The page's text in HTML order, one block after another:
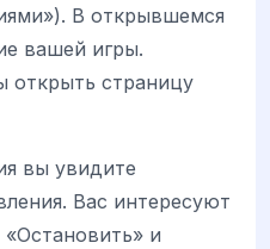
В открывшемся
вашей игры.
открыть страницу
вы увидите
Вас интересуют
и